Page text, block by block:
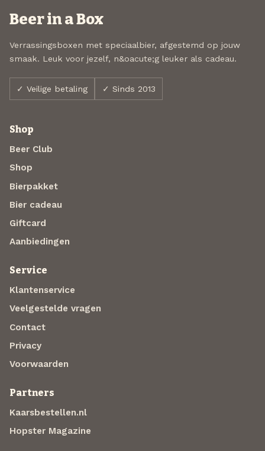
Beer in a Box
Verrassingsboxen met speciaalbier, afgestemd op jouw
smaak. Leuk voor jezelf, n&oacute;g leuker als cadeau.
✓ Veilige betaling ✓ Sinds 2013
Shop
Beer Club
Shop
Bierpakket
Bier cadeau
Giftcard
Aanbiedingen
Service
Klantenservice
Veelgestelde vragen
Contact
Privacy
Voorwaarden
Partners
Kaarsbestellen.nl
Hopster Magazine